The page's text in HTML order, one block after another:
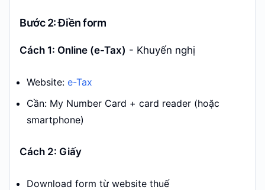
Bước 2: Điền form
Cách 1: Online (e-Tax) - Khuyến nghị
Website: e-Tax
Cần: My Number Card + card reader (hoặc
smartphone)
Cách 2: Giấy
Download form từ website thuế